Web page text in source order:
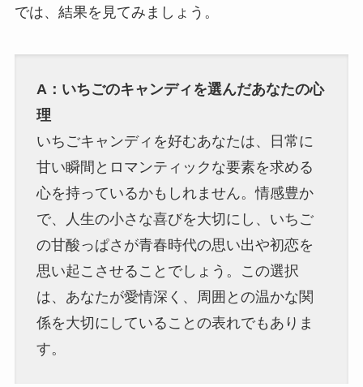
では、結果を見てみましょう。
A：いちごのキャンディを選んだあなたの心
理
いちごキャンディを好むあなたは、日常に
甘い瞬間とロマンティックな要素を求める
心を持っているかもしれません。情感豊か
で、人生の小さな喜びを大切にし、いちご
の甘酸っぱさが青春時代の思い出や初恋を
思い起こさせることでしょう。この選択
は、あなたが愛情深く、周囲との温かな関
係を大切にしていることの表れでもありま
す。